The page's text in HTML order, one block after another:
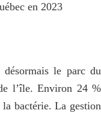
en 2023
le parc du
l’île. Environ 24 %
la bactérie. La gestion